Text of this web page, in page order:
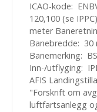
ICAO-kode:
120,100 (se
meter
Banebredde: 30
Banemerking:
Inn-/utflyging:
AFIS
"Forskrift om
luftfartsanlegg